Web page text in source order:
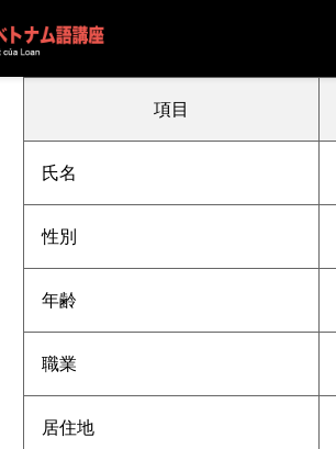
項目
氏名
性別
年齢
職業
居住地